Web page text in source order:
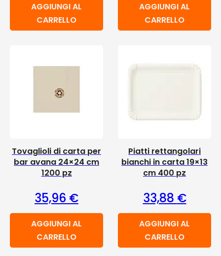
AGGIUNGI AL
CARRELLO
AGGIUNGI AL
CARRELLO
Tovaglioli di carta per
bar avana 24×24 cm
1200 pz
35,96 €
AGGIUNGI AL
CARRELLO
Piatti rettangolari
bianchi in carta 19×13
cm 400 pz
33,88 €
AGGIUNGI AL
CARRELLO